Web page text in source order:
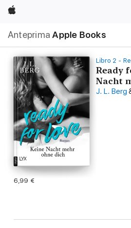
Apple
Anteprima Apple Books
locale
Apri
Menu
Libro 2 -
Ready
Nacht
J. L. Berg
6,99 €